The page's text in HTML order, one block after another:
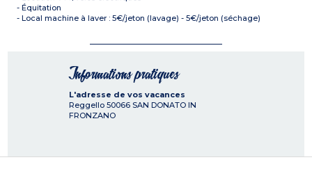
- Équitation
- Local machine à laver : 5€/jeton (lavage) - 5€/jeton (séchage)
Informations pratiques
L'adresse de vos vacances
Reggello 50066 SAN DONATO IN
FRONZANO